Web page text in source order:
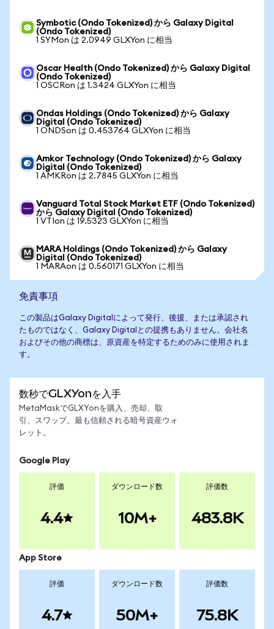
Symbotic (Ondo Tokenized) から Galaxy Digital
(Ondo Tokenized)
1 SYMon は 2.0949 GLXYon に相当
Oscar Health (Ondo Tokenized) から Galaxy Digital
(Ondo Tokenized)
1 OSCRon は 1.3424 GLXYon に相当
Ondas Holdings (Ondo Tokenized) から Galaxy
Digital (Ondo Tokenized)
1 ONDSon は 0.453764 GLXYon に相当
Amkor Technology (Ondo Tokenized) から Galaxy
Digital (Ondo Tokenized)
1 AMKRon は 2.7845 GLXYon に相当
Vanguard Total Stock Market ETF (Ondo Tokenized)
から Galaxy Digital (Ondo Tokenized)
1 VTIon は 19.5323 GLXYon に相当
MARA Holdings (Ondo Tokenized) から Galaxy
Digital (Ondo Tokenized)
1 MARAon は 0.560171 GLXYon に相当
免責事項
この製品はGalaxy Digitalによって発行、後援、または承認され
たものではなく、Galaxy Digitalとの提携もありません。会社名
およびその他の商標は、原資産を特定するためのみに使用されま
す。
数秒でGLXYonを入手
MetaMaskでGLXYonを購入、売却、取
引、スワップ。最も信頼される暗号資産ウォ
レット。
Google Play
評価
4.4
ダウンロード数
10M+
評価数
483.8K
App Store
評価
4.7
ダウンロード数
50M+
評価数
75.8K